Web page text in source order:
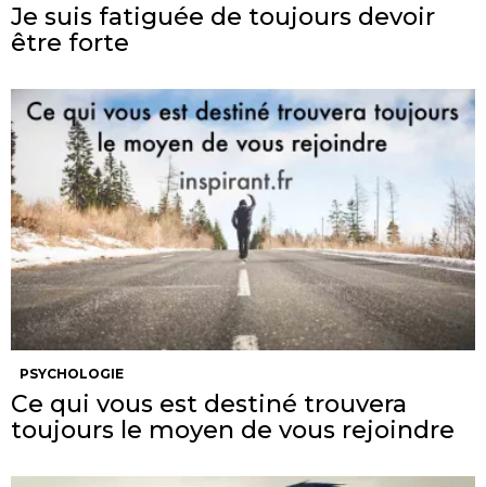
Je suis fatiguée de toujours devoir
être forte
PSYCHOLOGIE
Ce qui vous est destiné trouvera
toujours le moyen de vous rejoindre